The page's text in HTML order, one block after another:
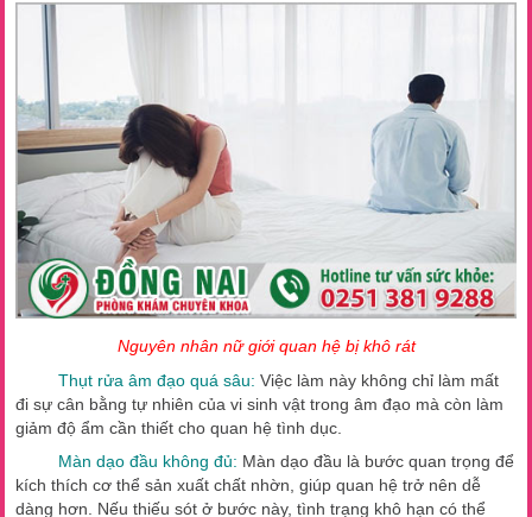
Nguyên nhân nữ giới quan hệ bị khô rát
Thụt rửa âm đạo quá sâu: Việc làm này không chỉ làm mất
đi sự cân bằng tự nhiên của vi sinh vật trong âm đạo mà còn làm
giảm độ ẩm cần thiết cho quan hệ tình dục.
Màn dạo đầu không đủ: Màn dạo đầu là bước quan trọng để
kích thích cơ thể sản xuất chất nhờn, giúp quan hệ trở nên dễ
dàng hơn. Nếu thiếu sót ở bước này, tình trạng khô hạn có thể